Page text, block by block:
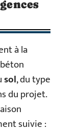
à la
sol, du type
du projet.
suivie :